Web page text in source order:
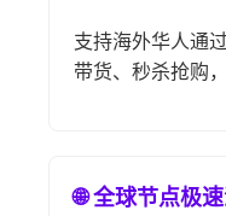
支持海外华人通
带货、秒杀抢购
🌐 全球节点极